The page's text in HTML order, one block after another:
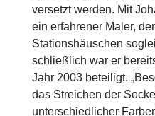
versetzt werden. Mit
ein erfahrener Maler,
Stationshäuschen
schließlich war er
Jahr 2003 beteiligt.
das Streichen der
unterschiedlicher